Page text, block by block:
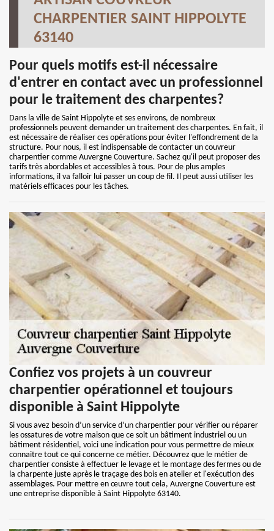
CHARPENTIER SAINT HIPPOLYTE
63140
Pour quels motifs est-il nécessaire
d'entrer en contact avec un professionnel
pour le traitement des charpentes?
Dans la ville de Saint Hippolyte et ses environs, de nombreux
professionnels peuvent demander un traitement des charpentes. En fait, il
est nécessaire de réaliser ces opérations pour éviter l'effondrement de la
structure. Pour nous, il est indispensable de contacter un couvreur
charpentier comme Auvergne Couverture. Sachez qu'il peut proposer des
tarifs très abordables et accessibles à tous. Pour de plus amples
informations, il va falloir lui passer un coup de fil. Il peut aussi utiliser les
matériels efficaces pour les tâches.
Confiez vos projets à un couvreur
charpentier opérationnel et toujours
disponible à Saint Hippolyte
Si vous avez besoin d’un service d’un charpentier pour vérifier ou réparer
les ossatures de votre maison que ce soit un bâtiment industriel ou un
bâtiment résidentiel, voici une indication pour vous permettre de mieux
connaitre tout ce qui concerne ce métier. Découvrez que le métier de
charpentier consiste à effectuer le levage et le montage des fermes ou de
la charpente juste après le traçage des bois en atelier et l'exécution des
assemblages. Pour mettre en œuvre tout cela, Auvergne Couverture est
une entreprise disponible à Saint Hippolyte 63140.